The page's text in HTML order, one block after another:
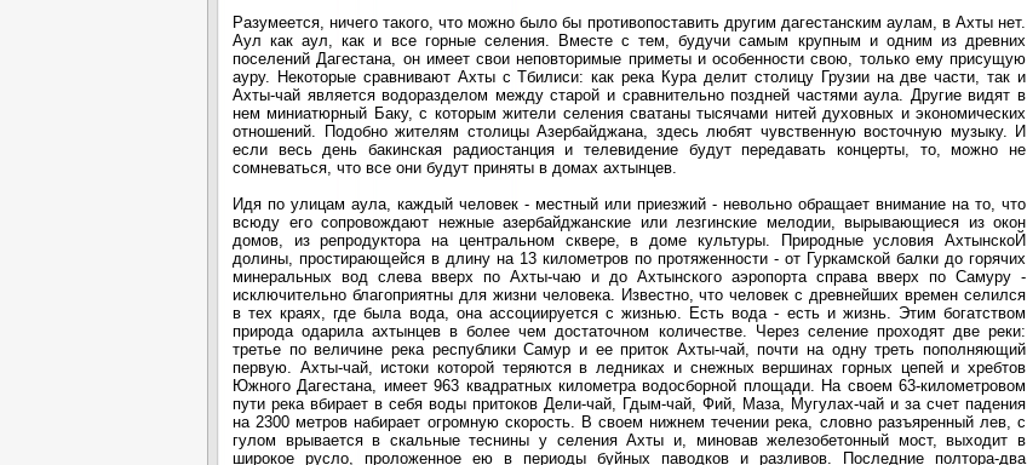
Разумеется, ничего такого, что можно было бы противопоставить другим дагестанским аулам, в Ахты нет.
Аул как аул, как и все горные селения. Вместе с тем, будучи самым крупным и одним из древних
поселений Дагестана, он имеет свои неповторимые приметы и особенности свою, только ему присущую
ауру. Некоторые сравнивают Ахты с Тбилиси: как река Кура делит столицу Грузии на две части, так и
Ахты-чай является водоразделом между старой и сравнительно поздней частями аула. Другие видят в
нем миниатюрный Баку, с которым жители селения сватаны тысячами нитей духовных и экономических
отношений. Подобно жителям столицы Азербайджана, здесь любят чувственную восточную музыку. И
если весь день бакинская радиостанция и телевидение будут передавать концерты, то, можно не
сомневаться, что все они будут приняты в домах ахтынцев.
Идя по улицам аула, каждый человек - местный или приезжий - невольно обращает внимание на то, что
всюду его сопровождают нежные азербайджанские или лезгинские мелодии, вырывающиеся из окон
домов, из репродуктора на центральном сквере, в доме культуры. Природные условия АхтынскоЙ
долины, простирающейся в длину на 13 километров по протяженности - от Гуркамской балки до горячих
минеральных вод слева вверх по Ахты-чаю и до Ахтынского аэропорта справа вверх по Самуру -
исключительно благоприятны для жизни человека. Известно, что человек с древнейших времен селился
в тех краях, где была вода, она ассоциируется с жизнью. Есть вода - есть и жизнь. Этим богатством
природа одарила ахтынцев в более чем достаточном количестве. Через селение проходят две реки:
третье по величине река республики Самур и ее приток Ахты-чай, почти на одну треть пополняющий
первую. Ахты-чай, истоки которой теряются в ледниках и снежных вершинах горных цепей и хребтов
Южного Дагестана, имеет 963 квадратных километра водосборной площади. На своем 63-километровом
пути река вбирает в себя воды притоков Дели-чай, Гдым-чай, Фий, Маза, Мугулах-чай и за счет падения
на 2300 метров набирает огромную скорость. В своем нижнем течении река, словно разъяренный лев, с
гулом врывается в скальные теснины у селения Ахты и, миновав железобетонный мост, выходит в
широкое русло, проложенное ею в периоды буйных паводков и разливов. Последние полтора-два